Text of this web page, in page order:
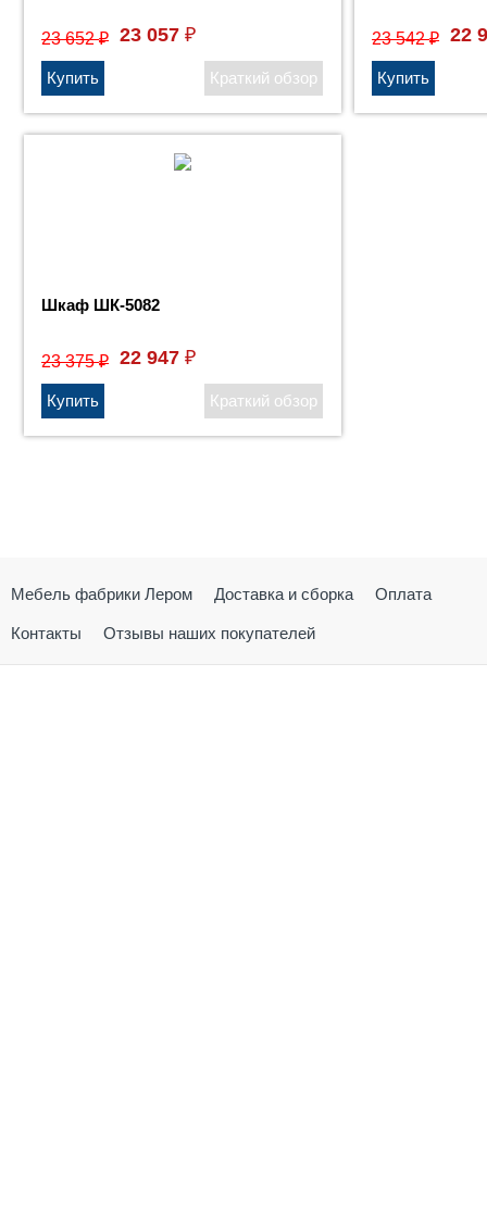
23 652₽ 23 057₽ 23 542₽ 22
Шкаф ШК-5082
23 375₽ 22 947₽
Мебель фабрики Лером Доставка и сборка Оплата
Контакты Отзывы наших покупателей